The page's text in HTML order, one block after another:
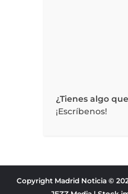
¿Tienes algo
¡Escríbenos!
Copyright Madrid Noticia ©